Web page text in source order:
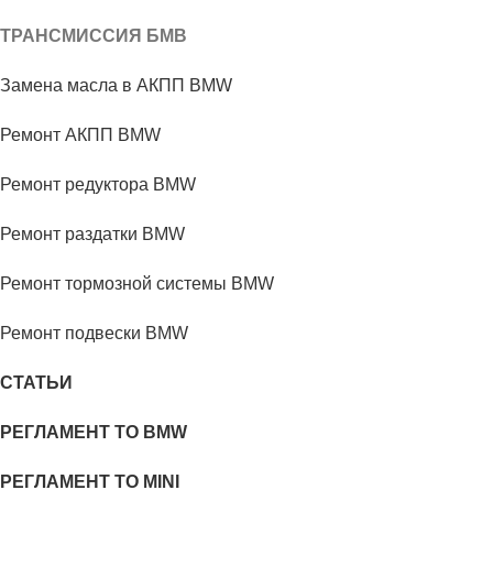
ТРАНСМИССИЯ БМВ
Замена масла в АКПП BMW
Ремонт АКПП BMW
Ремонт редуктора BMW
Ремонт раздатки BMW
Ремонт тормозной системы BMW
Ремонт подвески BMW
СТАТЬИ
РЕГЛАМЕНТ ТО BMW
РЕГЛАМЕНТ ТО MINI